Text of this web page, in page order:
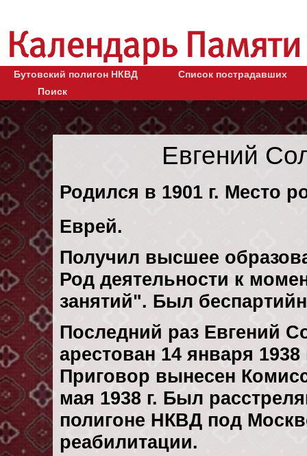
Бутовский полигон НКВД
Список пострадавших
Поиск
Евгений
Родился в 1901 г. Место
Еврей.
Получил высшее
Род деятельности к
занятий". Был
Последний раз Евгений
арестован 14 января 1938
Приговор вынесен
мая 1938 г. Был
полигоне НКВД под
реабилитации.